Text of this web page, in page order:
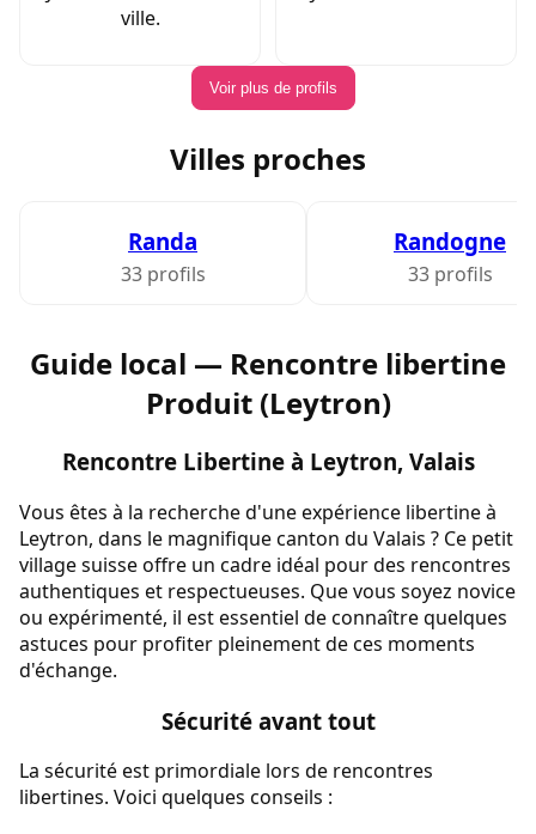
ville.
Voir plus de profils
Villes proches
Randa
33 profils
Randogne
33 profils
Guide local — Rencontre libertine
Produit (Leytron)
Rencontre Libertine à Leytron, Valais
Vous êtes à la recherche d'une expérience libertine à
Leytron, dans le magnifique canton du Valais ? Ce petit
village suisse offre un cadre idéal pour des rencontres
authentiques et respectueuses. Que vous soyez novice
ou expérimenté, il est essentiel de connaître quelques
astuces pour profiter pleinement de ces moments
d'échange.
Sécurité avant tout
La sécurité est primordiale lors de rencontres
libertines. Voici quelques conseils :